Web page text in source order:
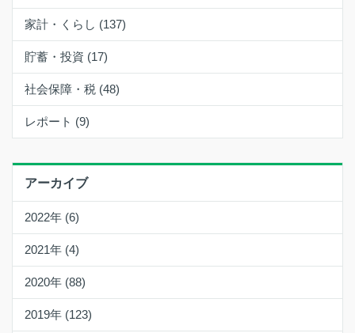
家計・くらし (137)
貯蓄・投資 (17)
社会保障・税 (48)
レポート (9)
アーカイブ
2022年 (6)
2021年 (4)
2020年 (88)
2019年 (123)